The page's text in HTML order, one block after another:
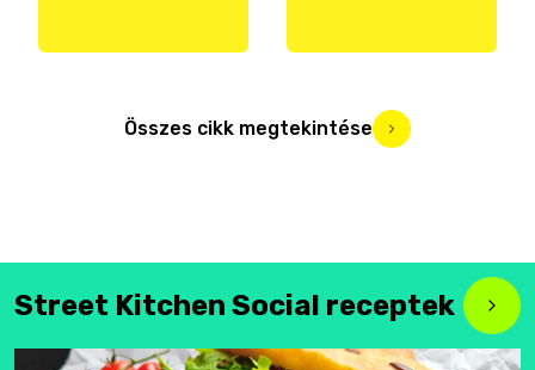
Összes cikk megtekintése
Street Kitchen Social receptek